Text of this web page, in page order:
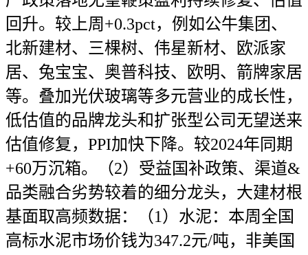
回升。较上周+0.3pct，例如公牛集团、
北新建材、三棵树、伟星新材、欧派家
居、兔宝宝、奥普科技、欧明、箭牌家居
等。叠加光伏玻璃等多元营业的成长性，
低估值的品牌龙头和扩张型公司无望送来
估值修复，PPI加快下降。较2024年同期
+60万沉箱。（2）受益国补政策、渠道&
品类融合劣势较着的细分龙头，大建材根
基面取高频数据：（1）水泥：本周全国
高标水泥市场价钱为347.2元/吨，非美国